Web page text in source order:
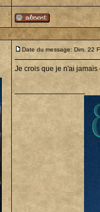
Date du message: Dim. 22
Je crois que je n'ai jamais